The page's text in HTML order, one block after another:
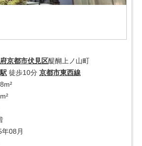
京都市伏見区醍醐上ノ山町
徒歩10分 京都市東西線
年08月